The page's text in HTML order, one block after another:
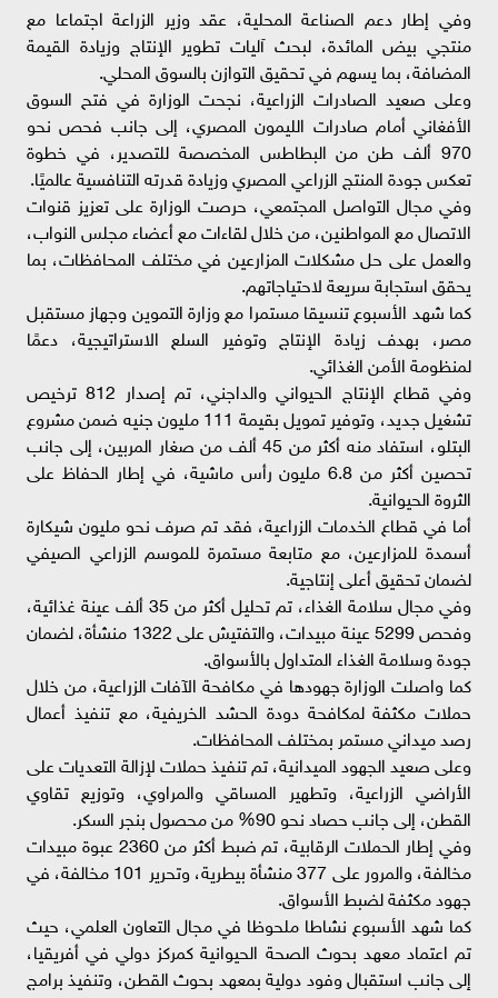
وفي إطار دعم الصناعة المحلية، عقد وزير الزراعة اجتماعا مع
منتجي بيض المائدة، لبحث آليات تطوير الإنتاج وزيادة القيمة
المضافة، بما يسهم في تحقيق التوازن بالسوق المحلي.
وعلى صعيد الصادرات الزراعية، نجحت الوزارة في فتح السوق
الأفغاني أمام صادرات الليمون المصري، إلى جانب فحص نحو
970 ألف طن من البطاطس المخصصة للتصدير، في خطوة
تعكس جودة المنتج الزراعي المصري وزيادة قدرته التنافسية عالميًا.
وفي مجال التواصل المجتمعي، حرصت الوزارة على تعزيز قنوات
الاتصال مع المواطنين، من خلال لقاءات مع أعضاء مجلس النواب،
والعمل على حل مشكلات المزارعين في مختلف المحافظات، بما
يحقق استجابة سريعة لاحتياجاتهم.
كما شهد الأسبوع تنسيقا مستمرا مع وزارة التموين وجهاز مستقبل
مصر، بهدف زيادة الإنتاج وتوفير السلع الاستراتيجية، دعمًا
لمنظومة الأمن الغذائي.
وفي قطاع الإنتاج الحيواني والداجني، تم إصدار 812 ترخيص
تشغيل جديد، وتوفير تمويل بقيمة 111 مليون جنيه ضمن مشروع
البتلو، استفاد منه أكثر من 45 ألف من صغار المربين، إلى جانب
تحصين أكثر من 6.8 مليون رأس ماشية، في إطار الحفاظ على
الثروة الحيوانية.
أما في قطاع الخدمات الزراعية، فقد تم صرف نحو مليون شيكارة
أسمدة للمزارعين، مع متابعة مستمرة للموسم الزراعي الصيفي
لضمان تحقيق أعلى إنتاجية.
وفي مجال سلامة الغذاء، تم تحليل أكثر من 35 ألف عينة غذائية،
وفحص 5299 عينة مبيدات، والتفتيش على 1322 منشأة، لضمان
جودة وسلامة الغذاء المتداول بالأسواق.
كما واصلت الوزارة جهودها في مكافحة الآفات الزراعية، من خلال
حملات مكثفة لمكافحة دودة الحشد الخريفية، مع تنفيذ أعمال
رصد ميداني مستمر بمختلف المحافظات.
وعلى صعيد الجهود الميدانية، تم تنفيذ حملات لإزالة التعديات على
الأراضي الزراعية، وتطهير المساقي والمراوي، وتوزيع تقاوي
القطن، إلى جانب حصاد نحو 90% من محصول بنجر السكر.
وفي إطار الحملات الرقابية، تم ضبط أكثر من 2360 عبوة مبيدات
مخالفة، والمرور على 377 منشأة بيطرية، وتحرير 101 مخالفة، في
جهود مكثفة لضبط الأسواق.
كما شهد الأسبوع نشاطا ملحوظا في مجال التعاون العلمي، حيث
تم اعتماد معهد بحوث الصحة الحيوانية كمركز دولي في أفريقيا،
إلى جانب استقبال وفود دولية بمعهد بحوث القطن، وتنفيذ برامج